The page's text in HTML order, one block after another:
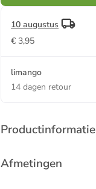
10 augustus
€ 3,95
limango
14 dagen retour
Productinformatie
Afmetingen